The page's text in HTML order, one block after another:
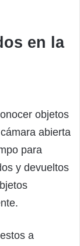
en la
objetos
abierta
para
y devueltos
a